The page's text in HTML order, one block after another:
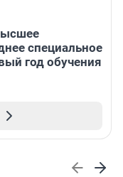
специальное
год обучения